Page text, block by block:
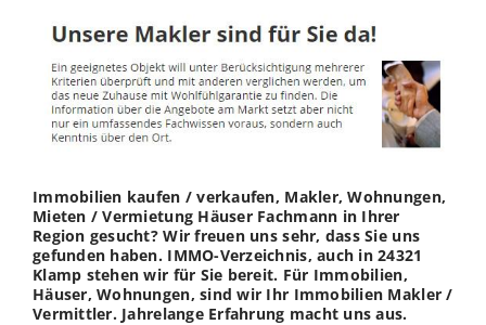
Immobilien kaufen / verkaufen, Makler, Wohnungen,
Mieten / Vermietung Häuser Fachmann in Ihrer
Region gesucht? Wir freuen uns sehr, dass Sie uns
gefunden haben. IMMO-Verzeichnis, auch in 24321
Klamp stehen wir für Sie bereit. Für Immobilien,
Häuser, Wohnungen, sind wir Ihr Immobilien Makler /
Vermittler. Jahrelange Erfahrung macht uns aus.